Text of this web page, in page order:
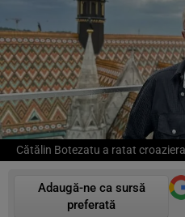
Cătălin Botezatu a ratat
Adaugă-ne ca sursă
preferată